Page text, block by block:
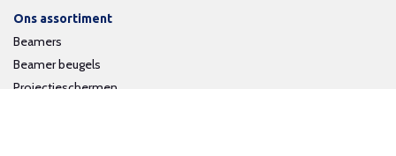
Ons assortiment
Beamers
Beamer beugels
Projectieschermen